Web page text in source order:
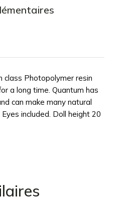
class Photopolymer resin
a long time. Quantum has
can make many natural
included. Doll height 20